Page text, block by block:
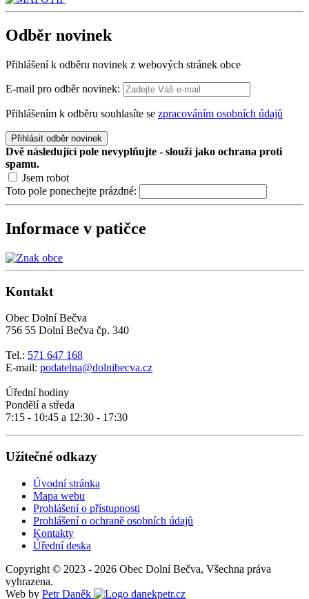
Odběr novinek
Přihlášení k odběru novinek z webových stránek obce
E-mail pro odběr novinek:
Přihlášením k odběru souhlasíte se zpracováním osobních údajů
Přihlásit odběr novinek
Dvě následující pole nevyplňujte - slouží jako ochrana proti
spamu.
Jsem robot
Toto pole ponechejte prázdné:
Informace v patičce
Kontakt
Obec Dolní Bečva
756 55 Dolní Bečva čp. 340
Tel.: 571 647 168
E-mail: podatelna@dolnibecva.cz
Úřední hodiny
Pondělí a středa
7:15 - 10:45 a 12:30 - 17:30
Užitečné odkazy
Úvodní stránka
Mapa webu
Prohlášení o přístupnosti
Prohlášení o ochraně osobních údajů
Kontakty
Úřední deska
Copyright © 2023 - 2026 Obec Dolní Bečva, Všechna práva
vyhrazena.
Web by Petr Daněk